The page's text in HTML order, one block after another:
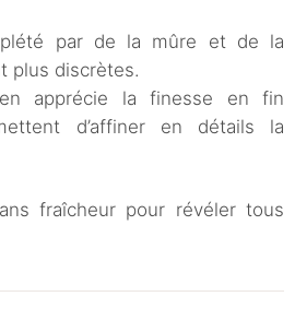
par de la mûre et de la
plus discrètes.
apprécie la finesse en fin
d’affiner en détails la
fraîcheur pour révéler tous